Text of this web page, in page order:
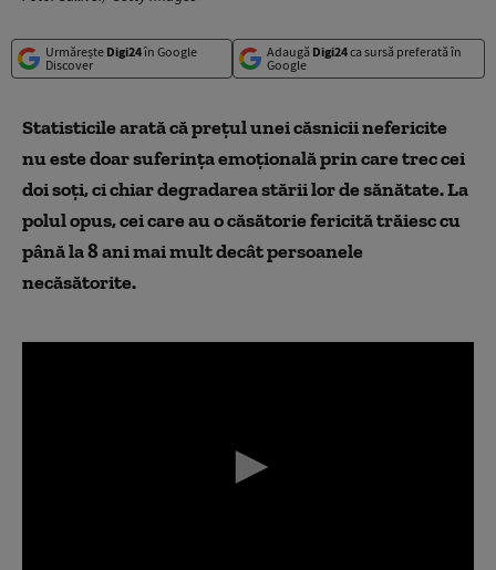
Urmărește Digi24în Google
Discover
Adaugă Digi24ca sursă preferată în
Google
Statisticile arată că prețul unei căsnicii nefericite
nu este doar suferința emoțională prin care trec cei
doi soți, ci chiar degradarea stării lor de sănătate. La
polul opus, cei care au o căsătorie fericită trăiesc cu
până la 8 ani mai mult decât persoanele
necăsătorite.